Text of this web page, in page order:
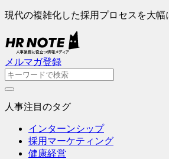
現代の複雑化した採用プロセスを大幅
メルマガ登録
人事注目のタグ
インターンシップ
採用マーケティング
健康経営